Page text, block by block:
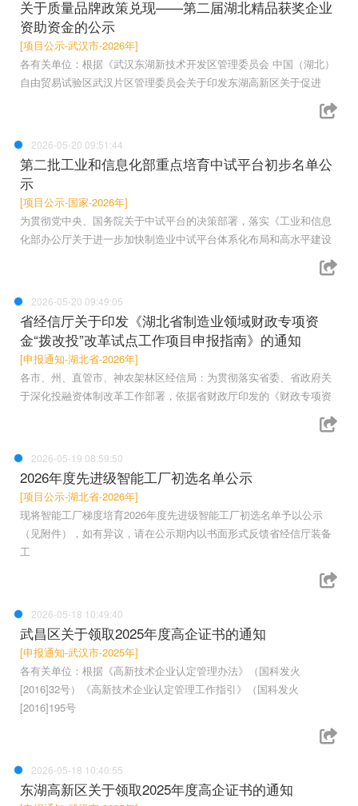
关于质量品牌政策兑现——第二届湖北精品获奖企业
资助资金的公示
[项目公示-武汉市-2026年]
各有关单位：根据《武汉东湖新技术开发区管理委员会 中国（湖北）
自由贸易试验区武汉片区管理委员会关于印发东湖高新区关于促进
2026-05-20 09:51:44
第二批工业和信息化部重点培育中试平台初步名单公
示
[项目公示-国家-2026年]
为贯彻党中央、国务院关于中试平台的决策部署，落实《工业和信息
化部办公厅关于进一步加快制造业中试平台体系化布局和高水平建设
2026-05-20 09:49:05
省经信厅关于印发《湖北省制造业领域财政专项资
金“拨改投”改革试点工作项目申报指南》的通知
[申报通知-湖北省-2026年]
各市、州、直管市、神农架林区经信局：为贯彻落实省委、省政府关
于深化投融资体制改革工作部署，依据省财政厅印发的《财政专项资
2026-05-19 08:59:50
2026年度先进级智能工厂初选名单公示
[项目公示-湖北省-2026年]
现将智能工厂梯度培育2026年度先进级智能工厂初选名单予以公示
（见附件），如有异议，请在公示期内以书面形式反馈省经信厅装备
工
2026-05-18 10:49:40
武昌区关于领取2025年度高企证书的通知
[申报通知-武汉市-2025年]
各有关单位：根据《高新技术企业认定管理办法》（国科发火
[2016]32号）《高新技术企业认定管理工作指引》（国科发火
[2016]195号
2026-05-18 10:40:55
东湖高新区关于领取2025年度高企证书的通知